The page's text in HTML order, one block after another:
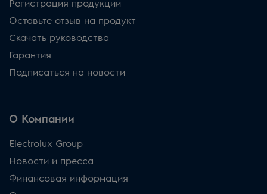
Регистрация продукции
Оставьте отзыв на продукт
Скачать руководства
Гарантия
Подписаться на новости
О Компании
Electrolux Group
Новости и пресса
Финансовая информация